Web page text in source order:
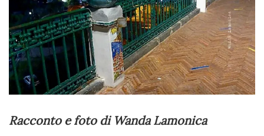
Racconto e foto di Wanda Lamonica